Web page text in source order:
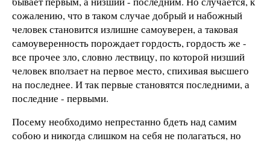
сожалению, что в таком случае добрый и набожный
человек становится излишне самоуверен, а таковая
самоуверенность порождает гордость, гордость же -
все прочее зло, словно лествицу, по которой низший
человек вползает на первое место, спихивая высшего
на последнее. И так первые становятся последними, а
последние - первыми.
Посему необходимо непрестанно бдеть над самим
собою и никогда слишком на себя не полагаться, но